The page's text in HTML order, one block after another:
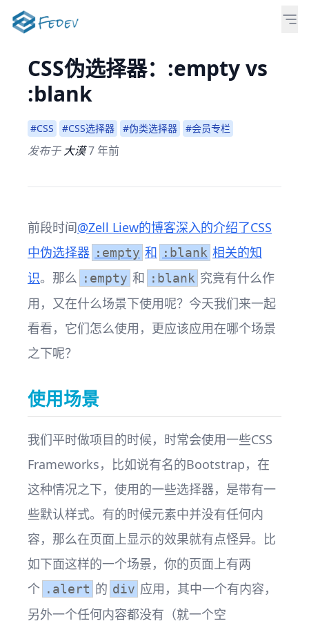
CSS伪选择器：:empty vs
:blank
#CSS #CSS选择器 #伪类选择器 #会员专栏
发布于大漠7 年前
前段时间@Zell Liew的博客深入的介绍了CSS
中伪选择器 :empty 和 :blank 相关的知
识。那么 :empty 和 :blank 究竟有什么作
用，又在什么场景下使用呢？今天我们来一起
看看，它们怎么使用，更应该应用在哪个场景
之下呢？
使用场景
我们平时做项目的时候，时常会使用一些CSS
Frameworks，比如说有名的Bootstrap，在
这种情况之下，使用的一些选择器，是带有一
些默认样式。有的时候元素中并没有任何内
容，那么在页面上显示的效果就有点怪异。比
如下面这样的一个场景，你的页面上有两
个 .alert 的 div 应用，其中一个有内容，
另外一个任何内容都没有（就一个空